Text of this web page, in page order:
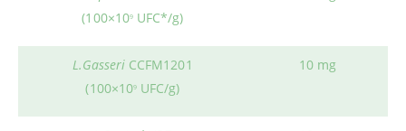
(100×109 UFC*/g)
L.Gasseri CCFM1201
(100×109 UFC/g)
10 mg